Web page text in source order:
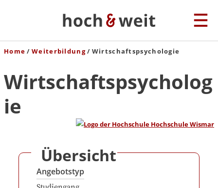
Home Weiterbildung Wirtschaftspsychologie
Wirtschaftspsycholog
ie
Übersicht
Angebotstyp